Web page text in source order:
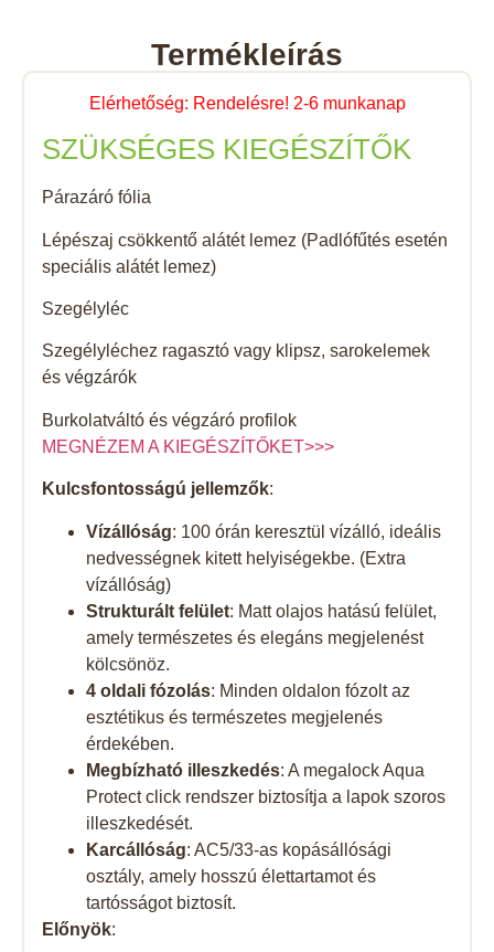
Termékleírás
Elérhetőség: Rendelésre! 2-6 munkanap
SZÜKSÉGES KIEGÉSZÍTŐK
Párazáró fólia
Lépészaj csökkentő alátét lemez (Padlófűtés esetén
speciális alátét lemez)
Szegélyléc
Szegélyléchez ragasztó vagy klipsz, sarokelemek
és végzárók
Burkolatváltó és végzáró profilok
MEGNÉZEM A KIEGÉSZÍTŐKET>>>
Kulcsfontosságú jellemzők:
Vízállóság: 100 órán keresztül vízálló, ideális
nedvességnek kitett helyiségekbe. (Extra
vízállóság)
Strukturált felület: Matt olajos hatású felület,
amely természetes és elegáns megjelenést
kölcsönöz.
4 oldali fózolás: Minden oldalon fózolt az
esztétikus és természetes megjelenés
érdekében.
Megbízható illeszkedés: A megalock Aqua
Protect click rendszer biztosítja a lapok szoros
illeszkedését.
Karcállóság: AC5/33-as kopásállósági
osztály, amely hosszú élettartamot és
tartósságot biztosít.
Előnyök: